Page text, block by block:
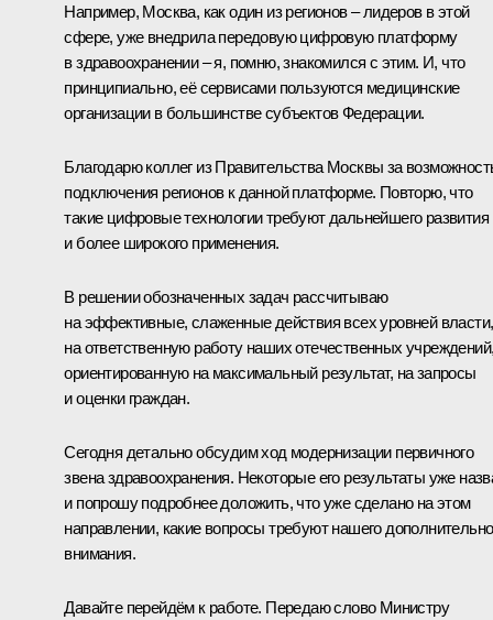
Например, Москва, как один из регионов – лидеров в этой
сфере, уже внедрила передовую цифровую платформу
в здравоохранении – я, помню, знакомился с этим. И, что
принципиально, её сервисами пользуются медицинские
организации в большинстве субъектов Федерации.
Благодарю коллег из Правительства Москвы за
подключения регионов к данной платформе. Повторю, что
такие цифровые технологии требуют дальнейшего развития
и более широкого применения.
В решении обозначенных задач рассчитываю
на эффективные, слаженные действия всех уровней власти,
на ответственную работу наших отечественных
ориентированную на максимальный результат, на запросы
и оценки граждан.
Сегодня детально обсудим ход модернизации первичного
звена здравоохранения. Некоторые его результаты уже
и попрошу подробнее доложить, что уже сделано на этом
направлении, какие вопросы требуют нашего
внимания.
Давайте перейдём к работе. Передаю слово Министру